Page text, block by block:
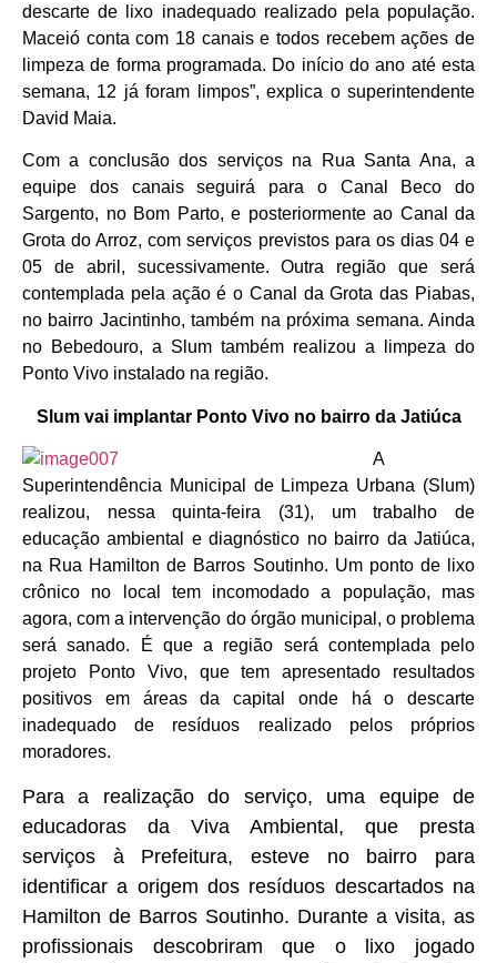
descarte de lixo inadequado realizado pela população.
Maceió conta com 18 canais e todos recebem ações de
limpeza de forma programada. Do início do ano até esta
semana, 12 já foram limpos”, explica o superintendente
David Maia.
Com a conclusão dos serviços na Rua Santa Ana, a
equipe dos canais seguirá para o Canal Beco do
Sargento, no Bom Parto, e posteriormente ao Canal da
Grota do Arroz, com serviços previstos para os dias 04 e
05 de abril, sucessivamente. Outra região que será
contemplada pela ação é o Canal da Grota das Piabas,
no bairro Jacintinho, também na próxima semana. Ainda
no Bebedouro, a Slum também realizou a limpeza do
Ponto Vivo instalado na região.
Slum vai implantar Ponto Vivo no bairro da Jatiúca
A
Superintendência Municipal de Limpeza Urbana (Slum)
realizou, nessa quinta-feira (31), um trabalho de
educação ambiental e diagnóstico no bairro da Jatiúca,
na Rua Hamilton de Barros Soutinho. Um ponto de lixo
crônico no local tem incomodado a população, mas
agora, com a intervenção do órgão municipal, o problema
será sanado. É que a região será contemplada pelo
projeto Ponto Vivo, que tem apresentado resultados
positivos em áreas da capital onde há o descarte
inadequado de resíduos realizado pelos próprios
moradores.
Para a realização do serviço, uma equipe de
educadoras da Viva Ambiental, que presta
serviços à Prefeitura, esteve no bairro para
identificar a origem dos resíduos descartados na
Hamilton de Barros Soutinho. Durante a visita, as
profissionais descobriram que o lixo jogado